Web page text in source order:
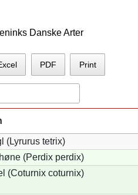
Danske Arter
PDF Print
(Lyrurus tetrix)
(Perdix perdix)
(Coturnix coturnix)